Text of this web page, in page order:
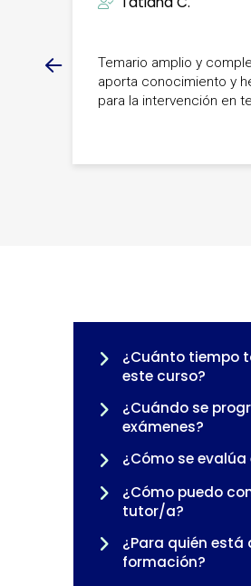
Temario amplio y
aporta conocimiento y
para la intervención en
¿Cuánto tiempo
este curso?
¿Cuándo se
exámenes?
¿Cómo se
¿Cómo puedo
tutor/a?
¿Para quién
formación?